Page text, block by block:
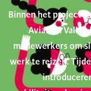
Binnen het project
Aviation Valley
medewerkers om
werk te reizen.